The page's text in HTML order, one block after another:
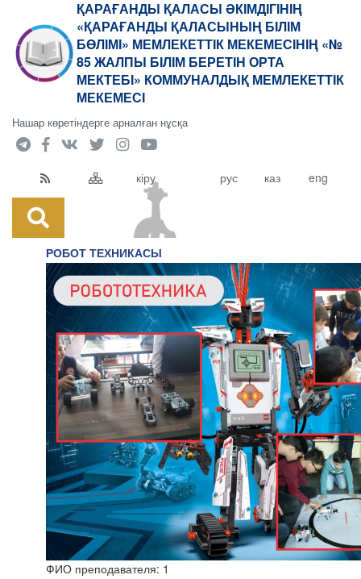
ҚАРАҒАНДЫ ҚАЛАСЫ ӘКІМДІГІНІҢ
«ҚАРАҒАНДЫ ҚАЛАСЫНЫҢ БІЛІМ
БӨЛІМІ» МЕМЛЕКЕТТІК МЕКЕМЕСІНІҢ «№
85 ЖАЛПЫ БІЛІМ БЕРЕТІН ОРТА
МЕКТЕБІ» КОММУНАЛДЫҚ МЕМЛЕКЕТТІК
МЕКЕМЕСІ
Нашар көретіндерге арналған нұсқа
кіру рус каз eng
РОБОТ ТЕХНИКАСЫ
ФИО преподавателя: 1